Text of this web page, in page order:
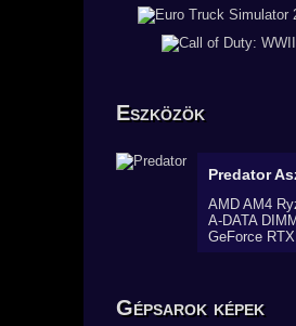
Eszközök
Predator
AMD AM4
A-DATA
GeForce
Gépsarok képek